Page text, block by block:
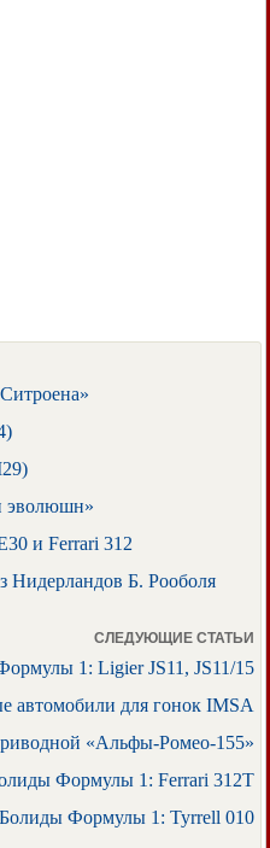
эволюшн»
и Ferrari 312
Нидерландов Б. Рооболя
СЛЕДУЮЩИЕ СТАТЬИ
1: Ligier JS11, JS11/15
автомобили для гонок IMSA
«Альфы-Ромео-155»
Формулы 1: Ferrari 312T
Болиды Формулы 1: Tyrrell 010